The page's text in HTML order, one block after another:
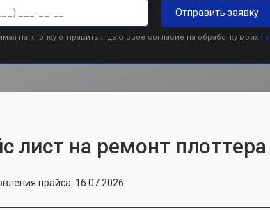
Отправить заявку
на кнопку отправить я даю свое согласие на обработку моих
лист на ремонт
прайса: 16.07.2026